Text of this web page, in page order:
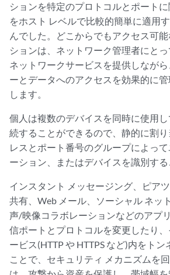
ションを特定のプロトコルとポート
をホスト レベルで比較的簡単に適用
んでした。どこからでもアクセス可
ションは、ネットワーク管理者にと
ネットワークサービスを提供しなが
ーとデータへのアクセスを効果的に
します。
個人は複数のデバイスを同時に使用
続することができるので、静的に割り
レスとポート番号のグループによっ
ーション、またはデバイスを識別する
インスタント メッセージング、ピア
共有、Web メール、ソーシャル ネッ
声/映像コラボレーションなどのアプ
信ポートとプロトコルを変更したり
ービス(HTTP や HTTPS など)内をト
ことで、セキュリティ メカニズムを